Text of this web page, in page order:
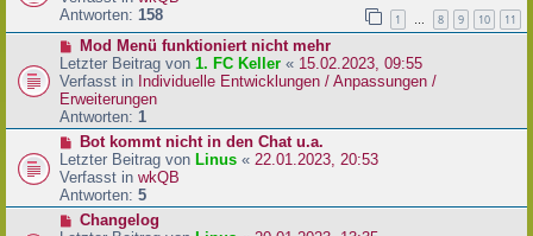
i
t
a
g
e
r
B
e
i
t
r
a
g
Antworten: 158 1 … 8 9 10 11
N
e
u
e
r
B
e
i
t
r
a
Mod Menü funktioniert nicht mehr
Letzter Beitrag von 1. FC Keller « 15.02.2023, 09:55
Verfasst in Individuelle Entwicklungen / Anpassungen /
Erweiterungen
Antworten: 1
N
e
u
e
r
B
Bot kommt nicht in den Chat u.a.
Letzter Beitrag von Linus « 22.01.2023, 20:53
Verfasst in wkQB
Antworten: 5
NChangelog